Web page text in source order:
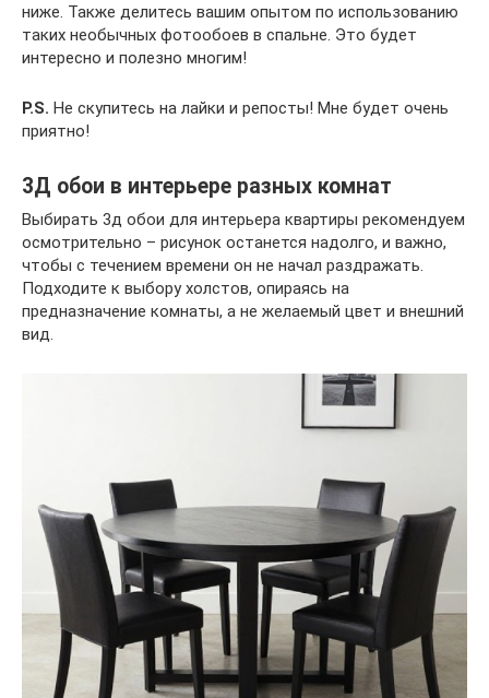
ниже. Также делитесь вашим опытом по использованию
таких необычных фотообоев в спальне. Это будет
интересно и полезно многим!
P.S. Не скупитесь на лайки и репосты! Мне будет очень
приятно!
3Д обои в интерьере разных комнат
Выбирать 3д обои для интерьера квартиры рекомендуем
осмотрительно – рисунок останется надолго, и важно,
чтобы с течением времени он не начал раздражать.
Подходите к выбору холстов, опираясь на
предназначение комнаты, а не желаемый цвет и внешний
вид.